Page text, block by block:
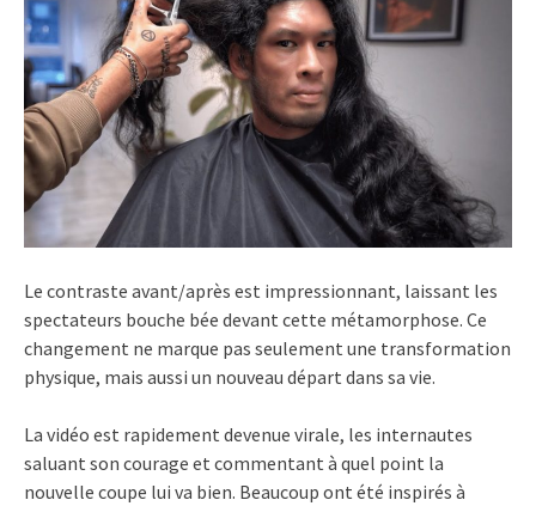
Le contraste avant/après est impressionnant, laissant les
spectateurs bouche bée devant cette métamorphose. Ce
changement ne marque pas seulement une transformation
physique, mais aussi un nouveau départ dans sa vie.
La vidéo est rapidement devenue virale, les internautes
saluant son courage et commentant à quel point la
nouvelle coupe lui va bien. Beaucoup ont été inspirés à